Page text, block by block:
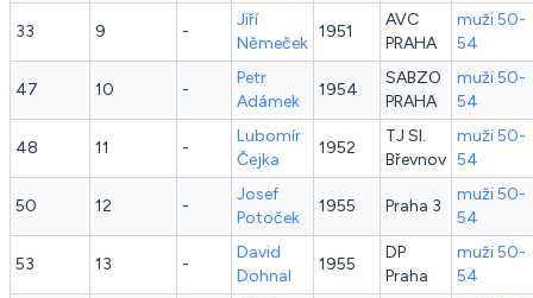
33 9 -
Jiří
Němeček
1951
AVC
PRAHA
muži 50-
54
47 10 -
Petr
Adámek
1954
SABZO
PRAHA
muži 50-
54
48 11 -
Lubomír
Čejka
1952
TJ Sl.
Břevnov
muži 50-
54
50 12 -
Josef
Potoček
1955 Praha 3
muži 50-
54
53 13 -
David
Dohnal
1955
DP
Praha
muži 50-
54